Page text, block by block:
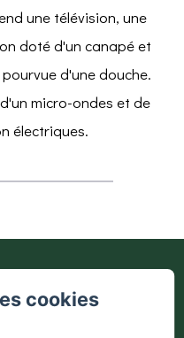
une télévision, une
doté d'un canapé et
d'une douche.
micro-ondes et de
électriques.
cookies